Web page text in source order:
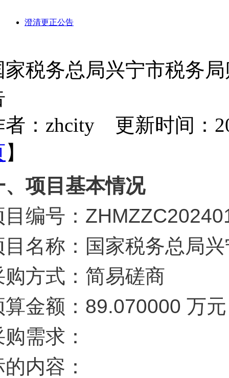
澄清更正公告
家税务总局兴宁市税务
者：zhcity 更新时间：
】
、项目基本情况
目编号：
目名称：国家税务总局
购方式：简易磋商
算金额：89.070000 万
需求：
内容：